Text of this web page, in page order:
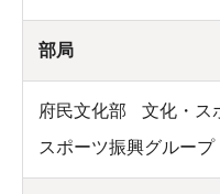
部局
府民文化部
文化・ス
スポーツ振興グループ